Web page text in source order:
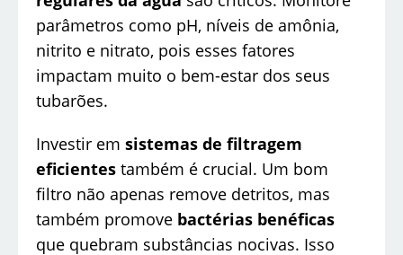
parâmetros como pH, níveis de amônia,
nitrito e nitrato, pois esses fatores
impactam muito o bem-estar dos seus
tubarões.
Investir em sistemas de filtragem
eficientes também é crucial. Um bom
filtro não apenas remove detritos, mas
também promove bactérias benéficas
que quebram substâncias nocivas. Isso